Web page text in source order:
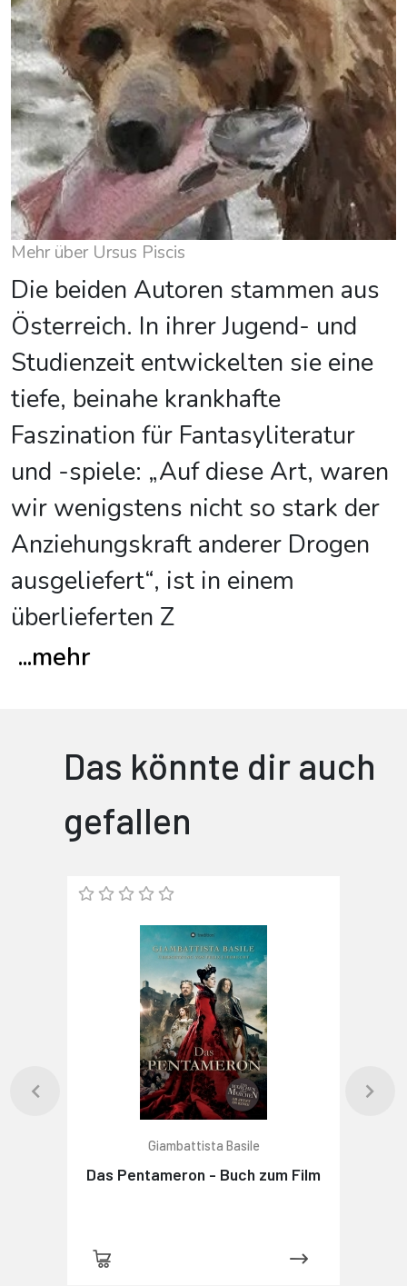
Mehr über Ursus Piscis
Die beiden Autoren stammen aus
Österreich. In ihrer Jugend- und
Studienzeit entwickelten sie eine
tiefe, beinahe krankhafte
Faszination für Fantasyliteratur
und -spiele: „Auf diese Art, waren
wir wenigstens nicht so stark der
Anziehungskraft anderer Drogen
ausgeliefert“, ist in einem
überlieferten Z
...mehr
Das könnte dir auch
gefallen
Giambattista Basile
Das Pentameron - Buch zum Film